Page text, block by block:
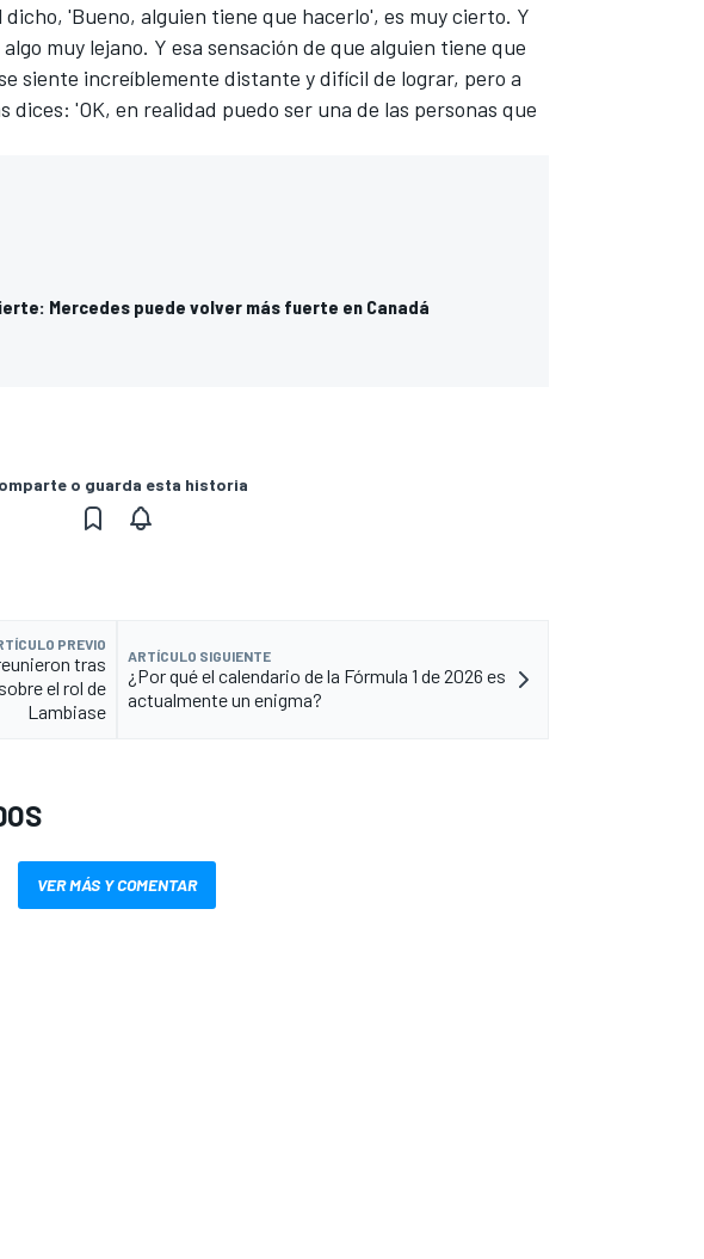
'Bueno, alguien tiene que hacerlo', es muy cierto. Y
muy lejano. Y esa sensación de que alguien tiene que
siente increíblemente distante y difícil de lograr, pero a
dices: 'OK, en realidad puedo ser una de las personas que
Mercedes puede volver más fuerte en Canadá
o guarda esta historia
PREVIO
tras
el rol de
Lambiase
ARTÍCULO SIGUIENTE
¿Por qué el calendario de la Fórmula 1 de 2026 es
actualmente un enigma?
VER MÁS Y COMENTAR